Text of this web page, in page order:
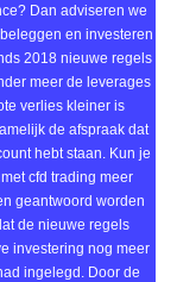
Dan adviseren we
2018 nieuwe regels
meer de leverages
verlies kleiner is
de afspraak dat
staan. Kun je
geantwoord worden
de nieuwe regels
investering nog meer
ingelegd. Door de